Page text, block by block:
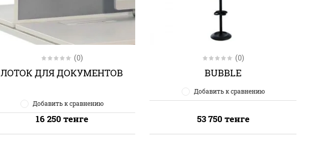
(0)
ЛОТОК ДЛЯ ДОКУМЕНТОВ
Добавить к сравнению
16 250 тенге
(0)
BUBBLE
Добавить к сравнению
53 750 тенге